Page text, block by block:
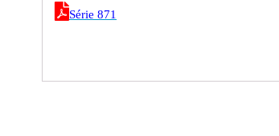
Série 871